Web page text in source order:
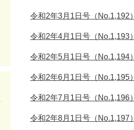
令和2年3月1日号（No.1,192）
令和2年4月1日号（No.1,193）
令和2年5月1日号（No.1,194）
令和2年6月1日号（No.1,195）
令和2年7月1日号（No.1,196）
令和2年8月1日号（No.1,197）